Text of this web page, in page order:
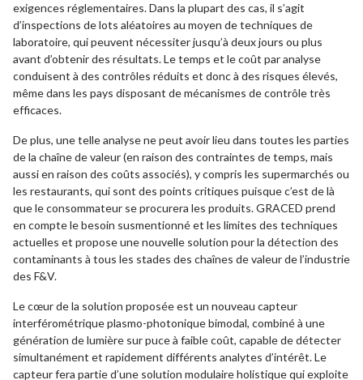
exigences réglementaires. Dans la plupart des cas, il s’agit
d’inspections de lots aléatoires au moyen de techniques de
laboratoire, qui peuvent nécessiter jusqu’à deux jours ou plus
avant d’obtenir des résultats. Le temps et le coût par analyse
conduisent à des contrôles réduits et donc à des risques élevés,
même dans les pays disposant de mécanismes de contrôle très
efficaces.
De plus, une telle analyse ne peut avoir lieu dans toutes les parties
de la chaîne de valeur (en raison des contraintes de temps, mais
aussi en raison des coûts associés), y compris les supermarchés ou
les restaurants, qui sont des points critiques puisque c’est de là
que le consommateur se procurera les produits. GRACED prend
en compte le besoin susmentionné et les limites des techniques
actuelles et propose une nouvelle solution pour la détection des
contaminants à tous les stades des chaînes de valeur de l’industrie
des F&V.
Le cœur de la solution proposée est un nouveau capteur
interférométrique plasmo-photonique bimodal, combiné à une
génération de lumière sur puce à faible coût, capable de détecter
simultanément et rapidement différents analytes d’intérêt. Le
capteur fera partie d’une solution modulaire holistique qui exploite